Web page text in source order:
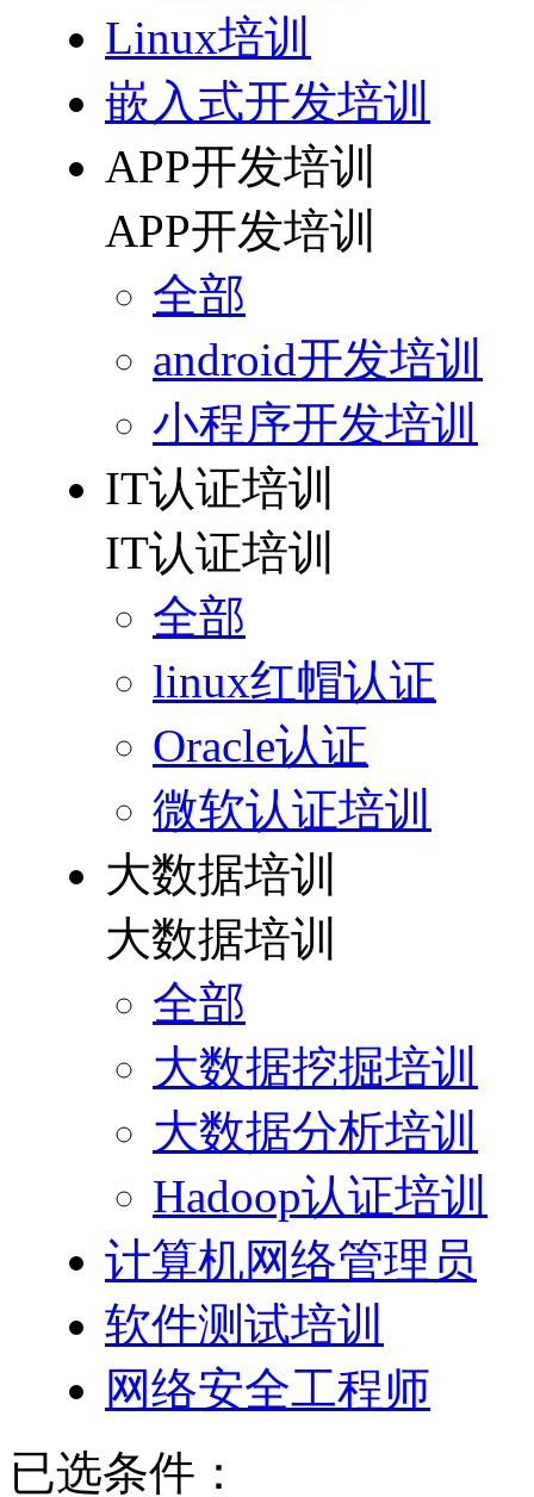
Linux培训
嵌入式开发培训
APP开发培训
APP开发培训
全部
android开发培训
小程序开发培训
IT认证培训
IT认证培训
全部
linux红帽认证
Oracle认证
微软认证培训
大数据培训
大数据培训
全部
大数据挖掘培训
大数据分析培训
Hadoop认证培训
计算机网络管理员
软件测试培训
网络安全工程师
已选条件：